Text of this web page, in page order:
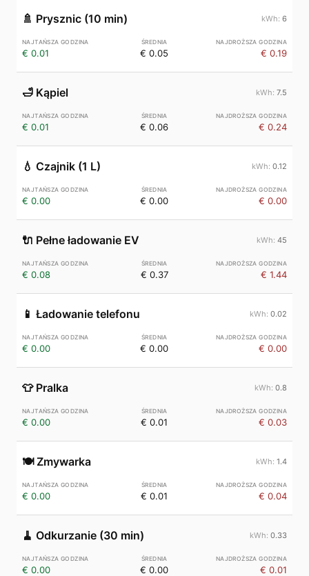
🚿 Prysznic (10 min) 6
€ 0.01 € 0.05 € 0.19
🛁 Kąpiel 7.5
€ 0.01 € 0.06 € 0.24
💧 Czajnik (1 L) 0.12
€ 0.00 € 0.00 € 0.00
🔌 Pełne ładowanie EV 45
€ 0.08 € 0.37 € 1.44
📱 Ładowanie telefonu 0.02
€ 0.00 € 0.00 € 0.00
👕 Pralka 0.8
€ 0.00 € 0.01 € 0.03
🍽️ Zmywarka 1.4
€ 0.00 € 0.01 € 0.04
🧹 Odkurzanie (30 min) 0.33
€ 0.00 € 0.00 € 0.01